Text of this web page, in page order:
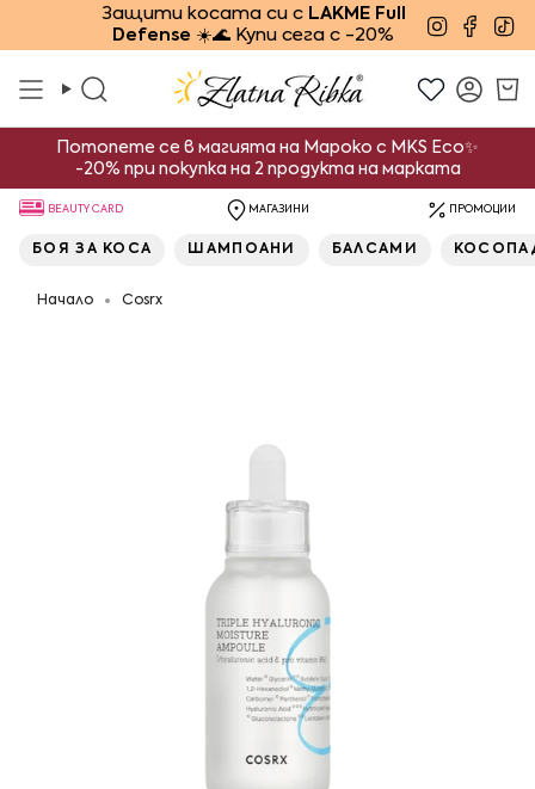
Потопете се в магията на Мароко с MKS Eco✨
-20% при покупка на 2 продукта на марката
Защити косата си с LAKME Full
Defense ☀️🌊 Купи сега с -20%
Търсене
BEAUTY CARD МАГАЗИНИ ПРОМОЦИИ
БОЯ ЗА КОСА ШАМПОАНИ БАЛСАМИ
Начало Cosrx